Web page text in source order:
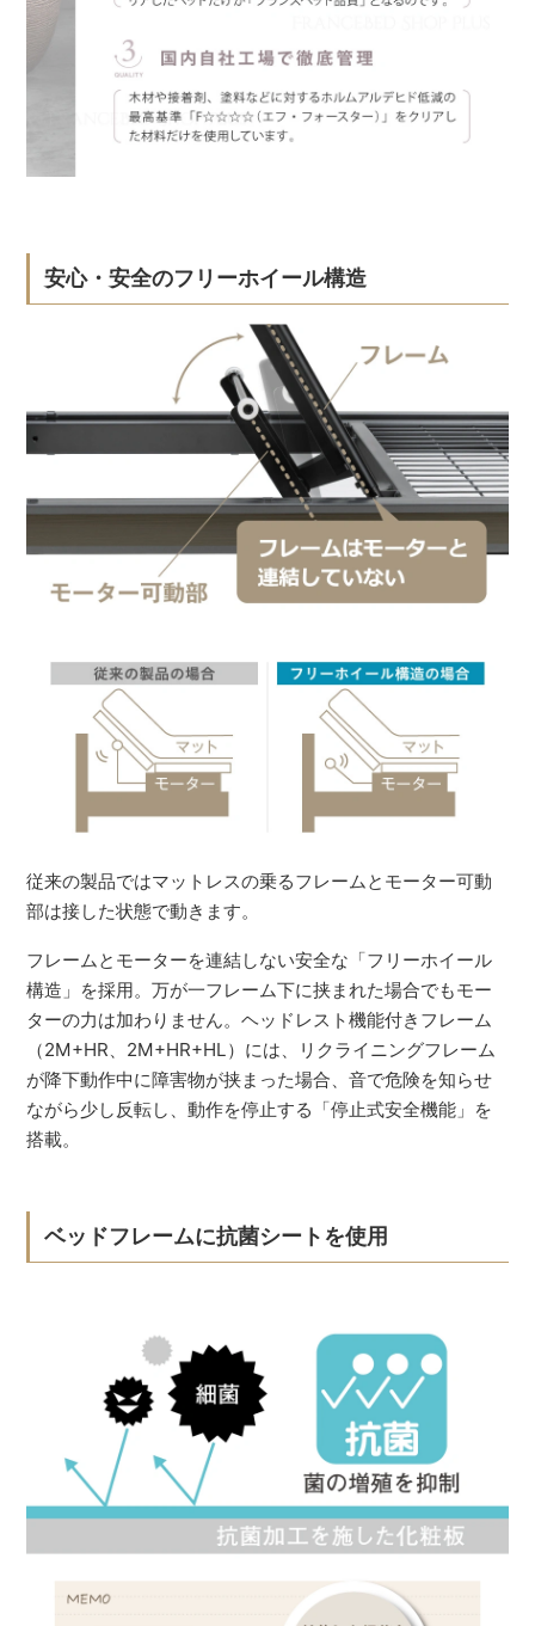
安心・安全のフリーホイール構造
従来の製品ではマットレスの乗るフレームとモーター可動
部は接した状態で動きます。
フレームとモーターを連結しない安全な「フリーホイール
構造」を採用。万が一フレーム下に挟まれた場合でもモー
ターの力は加わりません。ヘッドレスト機能付きフレーム
（2M+HR、2M+HR+HL）には、リクライニングフレーム
が降下動作中に障害物が挟まった場合、音で危険を知らせ
ながら少し反転し、動作を停止する「停止式安全機能」を
搭載。
ベッドフレームに抗菌シートを使用